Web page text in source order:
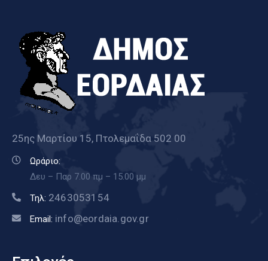
25ης Μαρτίου 15, Πτολεμαΐδα 502 00
Ωράριο:
Δευ – Παρ 7.00 πμ – 15.00 μμ
Τηλ: 2463053154
Email: info@eordaia.gov.gr